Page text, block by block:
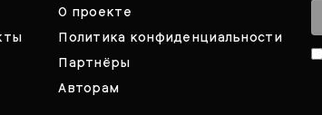
О проекте
Политика конфиденциальности
Партнёры
Авторам